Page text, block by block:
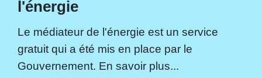
l'énergie
Le médiateur de l'énergie est un service
gratuit qui a été mis en place par le
Gouvernement. En savoir plus...